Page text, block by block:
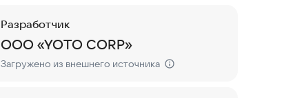
yangiliklardan xabardor bo‘ling va
profilingizni LEGEND darajasigacha
rivojlantiring.
Разработчик
ОOO «YOTO CORP»
Загружено из внешнего источника